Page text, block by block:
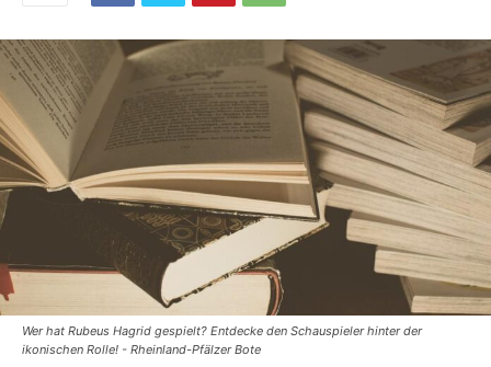
Wer hat Rubeus Hagrid gespielt? Entdecke den Schauspieler hinter der
ikonischen Rolle! - Rheinland-Pfälzer Bote